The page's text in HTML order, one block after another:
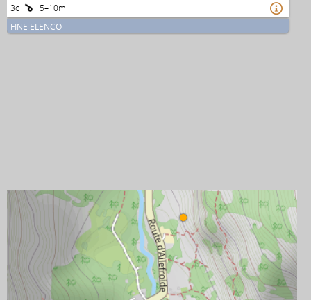
3c 5–10m 
FINE ELENCO